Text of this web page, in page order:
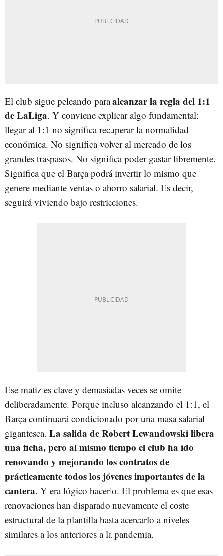
El club sigue peleando paraalcanzar la regla del 1:1
de LaLiga. Y conviene explicar algo fundamental:
llegar al 1:1 no significa recuperar la normalidad
económica. No significa volver al mercado de los
grandes traspasos. No significa poder gastar libremente.
Significa que el Barça podrá invertir lo mismo que
genere mediante ventas o ahorro salarial. Es decir,
seguirá viviendo bajo restricciones.
Ese matiz es clave y demasiadas veces se omite
deliberadamente. Porque incluso alcanzando el 1:1, el
Barça continuará condicionado por una masa salarial
gigantesca. La salida de Robert Lewandowski libera
una ficha, pero al mismo tiempo el club ha ido
renovando y mejorando los contratos de
prácticamente todos los jóvenes importantes de la
cantera. Y era lógico hacerlo. El problema es que esas
renovaciones han disparado nuevamente el coste
estructural de la plantilla hasta acercarlo a niveles
similares a los anteriores a la pandemia.